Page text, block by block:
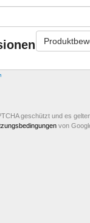
geschützt und es
von